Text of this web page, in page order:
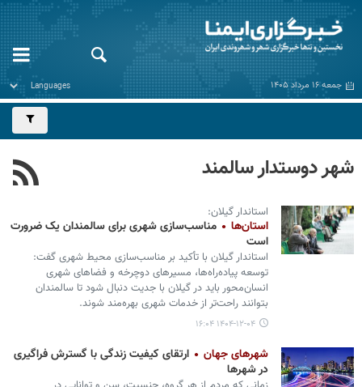
جمعه ۱۶ مرداد ۱۴۰۵
شهر دوستدار سالمند
استاندار گیلان:
استان‌ها
مناسب‌سازی شهری برای سالمندان یک ضرورت
است
استاندار گیلان با تأکید بر مناسب‌سازی محیط شهری گفت:
توسعه پیاده‌راه‌ها، مسیرهای دوچرخه و فضاهای شهری
انسان‌محور باید در گیلان با جدیت دنبال شود تا سالمندان
بتوانند راحت‌تر از خدمات شهری بهره‌مند شوند.
۱۴۰۴-۱۲-۰۴ ۱۶:۰۴
شهرهای جهان
ارتقای کیفیت زندگی با گسترش فراگیری
در شهرها